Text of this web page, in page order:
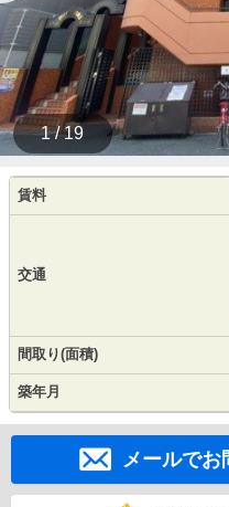
1 / 19
賃料
交通
間取り(面積)
築年月
メールでお